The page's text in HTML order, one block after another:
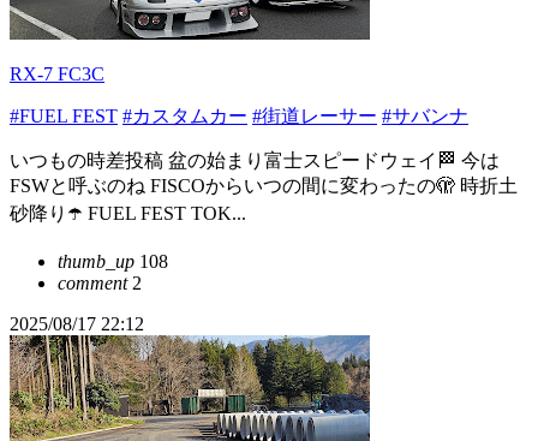
RX-7 FC3C
#FUEL FEST #カスタムカー #街道レーサー #サバンナ
いつもの時差投稿 盆の始まり富士スピードウェイ🏁 今は
FSWと呼ぶのね FISCOからいつの間に変わったの🫣 時折土
砂降り☂️ FUEL FEST TOK...
thumb_up 108
comment2
2025/08/17 22:12